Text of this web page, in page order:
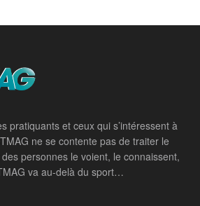
pratiquants et ceux qui s’intéressent à
ne se contente pas de traiter le
personnes le voient, le connaissent,
va au-delà du sport…